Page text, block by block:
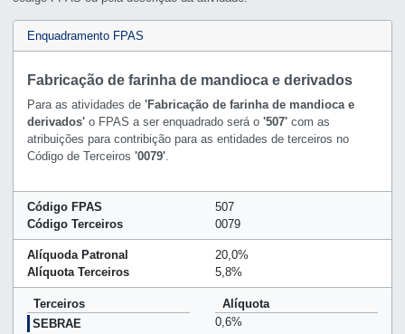
Enquadramento FPAS
Fabricação de farinha de mandioca e derivados
Para as atividades de 'Fabricação de farinha de mandioca e
derivados'o FPAS a ser enquadrado será o '507'com as
atribuições para contribição para as entidades de terceiros no
Código de Terceiros '0079'.
Código FPAS
507
Código Terceiros
0079
Alíquoda Patronal
20,0%
Alíquota Terceiros
5,8%
Terceiros
Alíquota
SEBRAE
0,6%